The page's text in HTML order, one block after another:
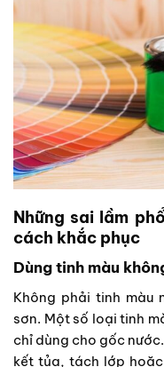
Những sai lầm
cách khắc phục
Dùng tinh màu
Không phải tinh màu
sơn. Một số loại tinh
chỉ dùng cho gốc
kết tủa, tách lớp